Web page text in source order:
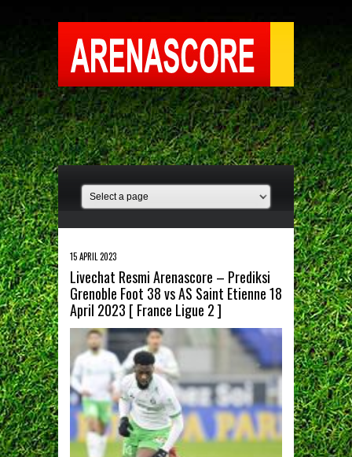
15 APRIL 2023
Livechat Resmi Arenascore – Prediksi
Grenoble Foot 38 vs AS Saint Etienne 18
April 2023 [ France Ligue 2 ]